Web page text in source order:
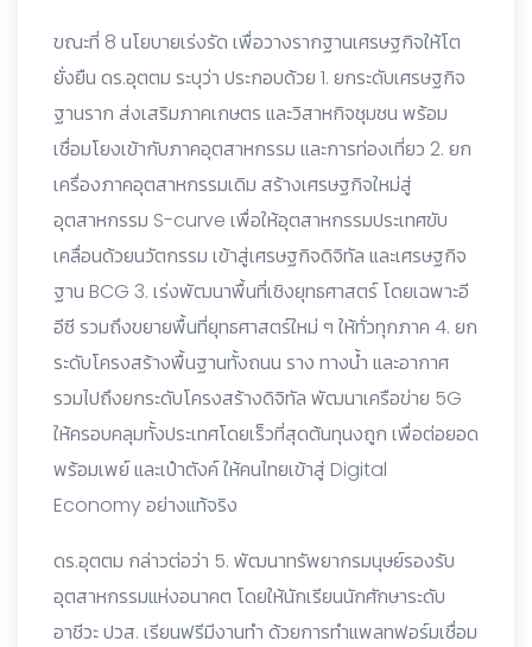
ขณะที่ 8 นโยบายเร่งรัด เพื่อวางรากฐานเศรษฐกิจให้โต
ยั่งยืน ดร.อุตตม ระบุว่า ประกอบด้วย 1. ยกระดับเศรษฐกิจ
ฐานราก ส่งเสริมภาคเกษตร และวิสาหกิจชุมชน พร้อม
เชื่อมโยงเข้ากับภาคอุตสาหกรรม และการท่องเที่ยว 2. ยก
เครื่องภาคอุตสาหกรรมเดิม สร้างเศรษฐกิจใหม่สู่
อุตสาหกรรม S-curve เพื่อให้อุตสาหกรรมประเทศขับ
เคลื่อนด้วยนวัตกรรม เข้าสู่เศรษฐกิจดิจิทัล และเศรษฐกิจ
ฐาน BCG 3. เร่งพัฒนาพื้นที่เชิงยุทธศาสตร์ โดยเฉพาะอี
อีซี รวมถึงขยายพื้นที่ยุทธศาสตร์ใหม่ ๆ ให้ทั่วทุกภาค 4. ยก
ระดับโครงสร้างพื้นฐานทั้งถนน ราง ทางน้ำ และอากาศ
รวมไปถึงยกระดับโครงสร้างดิจิทัล พัฒนาเครือข่าย 5G
ให้ครอบคลุมทั้งประเทศโดยเร็วที่สุดต้นทุนงถูก เพื่อต่อยอด
พร้อมเพย์ และเป๋าตังค์ ให้คนไทยเข้าสู่ Digital
Economy อย่างแท้จริง
ดร.อุตตม กล่าวต่อว่า 5. พัฒนาทรัพยากรมนุษย์รองรับ
อุตสาหกรรมแห่งอนาคต โดยให้นักเรียนนักศักษาระดับ
อาชีวะ ปวส. เรียนฟรีมีงานทำ ด้วยการทำแพลทฟอร์มเชื่อม